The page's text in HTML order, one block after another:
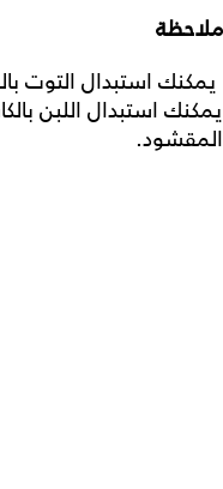
ملاحظة
يمكنك استبدال التوت
يمكنك استبدال اللبن
المقشود.